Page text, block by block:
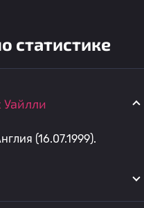
статистике
Уайлли
(16.07.1999).